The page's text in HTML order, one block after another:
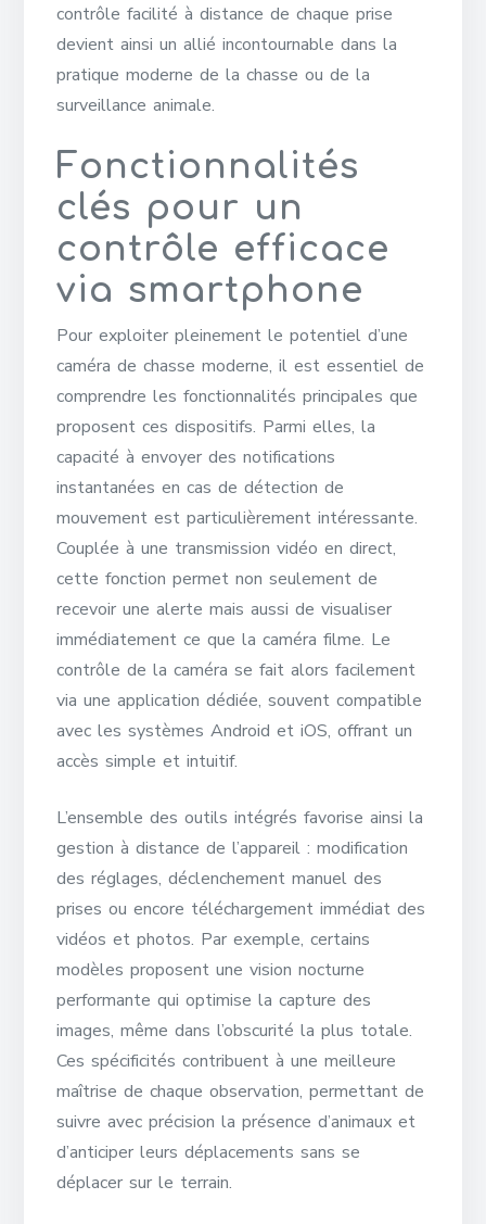
contrôle facilité à distance de chaque prise
devient ainsi un allié incontournable dans la
pratique moderne de la chasse ou de la
surveillance animale.
Fonctionnalités
clés pour un
contrôle efficace
via smartphone
Pour exploiter pleinement le potentiel d’une
caméra de chasse moderne, il est essentiel de
comprendre les fonctionnalités principales que
proposent ces dispositifs. Parmi elles, la
capacité à envoyer des notifications
instantanées en cas de détection de
mouvement est particulièrement intéressante.
Couplée à une transmission vidéo en direct,
cette fonction permet non seulement de
recevoir une alerte mais aussi de visualiser
immédiatement ce que la caméra filme. Le
contrôle de la caméra se fait alors facilement
via une application dédiée, souvent compatible
avec les systèmes Android et iOS, offrant un
accès simple et intuitif.
L’ensemble des outils intégrés favorise ainsi la
gestion à distance de l’appareil : modification
des réglages, déclenchement manuel des
prises ou encore téléchargement immédiat des
vidéos et photos. Par exemple, certains
modèles proposent une vision nocturne
performante qui optimise la capture des
images, même dans l’obscurité la plus totale.
Ces spécificités contribuent à une meilleure
maîtrise de chaque observation, permettant de
suivre avec précision la présence d’animaux et
d’anticiper leurs déplacements sans se
déplacer sur le terrain.